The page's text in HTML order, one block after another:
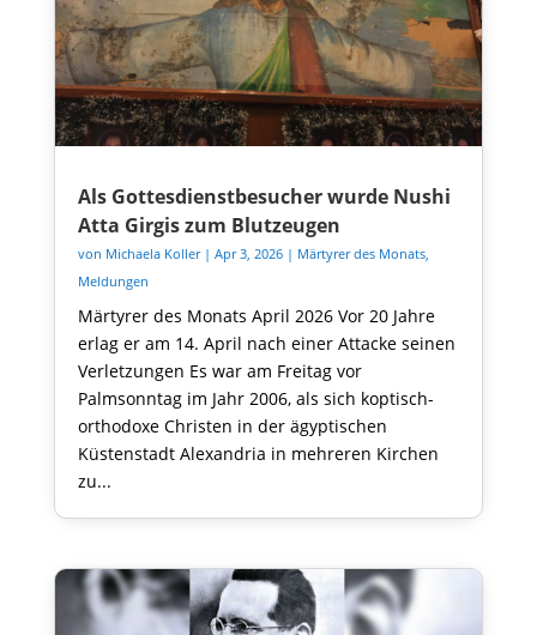
Als Gottesdienstbesucher wurde Nushi
Atta Girgis zum Blutzeugen
von Michaela Koller| Apr 3, 2026| Märtyrer des Monats,
Meldungen
Märtyrer des Monats April 2026 Vor 20 Jahre
erlag er am 14. April nach einer Attacke seinen
Verletzungen Es war am Freitag vor
Palmsonntag im Jahr 2006, als sich koptisch-
orthodoxe Christen in der ägyptischen
Küstenstadt Alexandria in mehreren Kirchen
zu...